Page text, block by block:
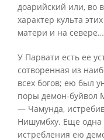
доарийский или, во
характер культа
матери и на севере…
У Парвати есть ее
сотворенная из
всех богов; ею был
поры демон-буйвол
— Чамунда,
Нишумбху. Еще
истребления ею